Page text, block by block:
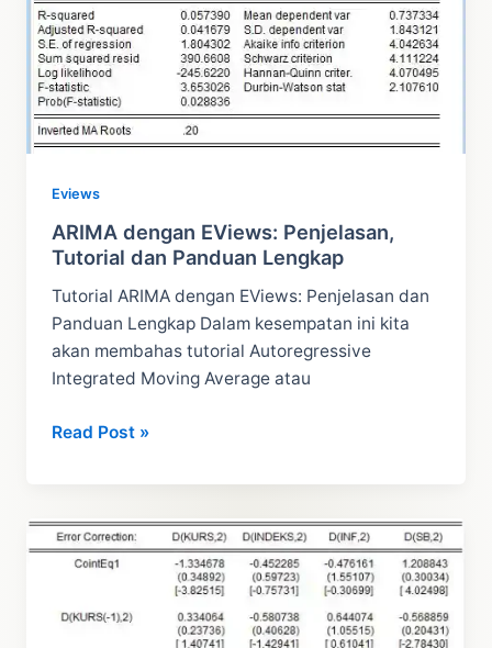
Eviews
ARIMA dengan EViews: Penjelasan,
Tutorial dan Panduan Lengkap
Tutorial ARIMA dengan EViews: Penjelasan dan
Panduan Lengkap Dalam kesempatan ini kita
akan membahas tutorial Autoregressive
Integrated Moving Average atau
ARIMA
Tutorial
dan
Lengkap
Read Post »